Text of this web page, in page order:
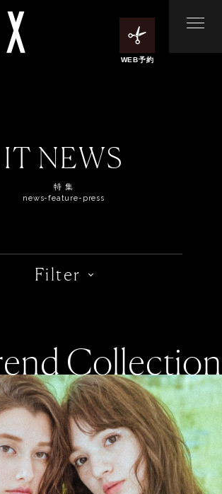
WEB予約
IT NEWS
特 集
news-feature-press
Filter
Collection